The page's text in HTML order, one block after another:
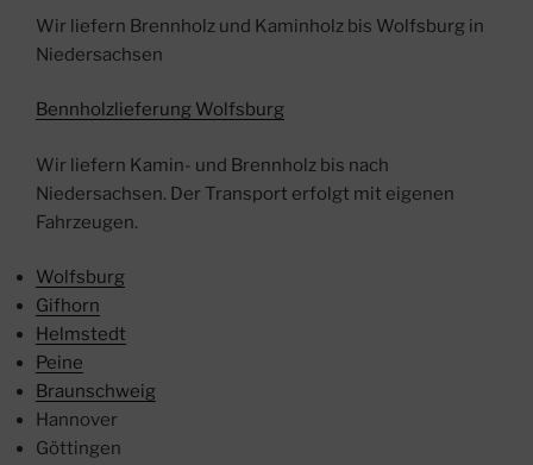
Wir liefern Brennholz und Kaminholz bis Wolfsburg in
Niedersachsen
Bennholzlieferung Wolfsburg
Wir liefern Kamin- und Brennholz bis nach
Niedersachsen. Der Transport erfolgt mit eigenen
Fahrzeugen.
Wolfsburg
Gifhorn
Helmstedt
Peine
Braunschweig
Hannover
Göttingen